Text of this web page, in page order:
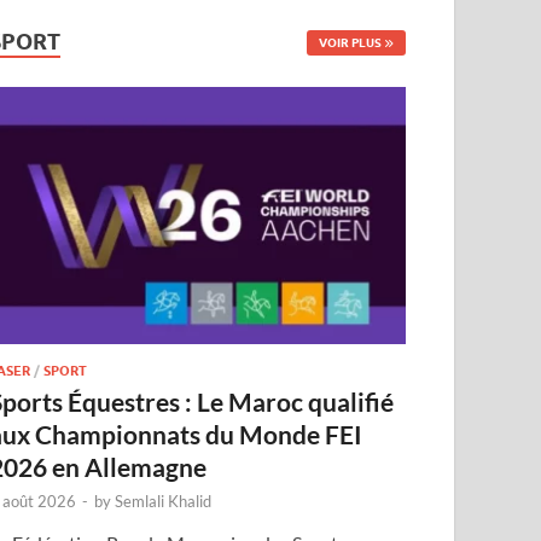
VOIR PLUS
/SPORT
Équestres : Le Maroc qualifié
Championnats du Monde FEI
en Allemagne
2026 - bySemlali Khalid